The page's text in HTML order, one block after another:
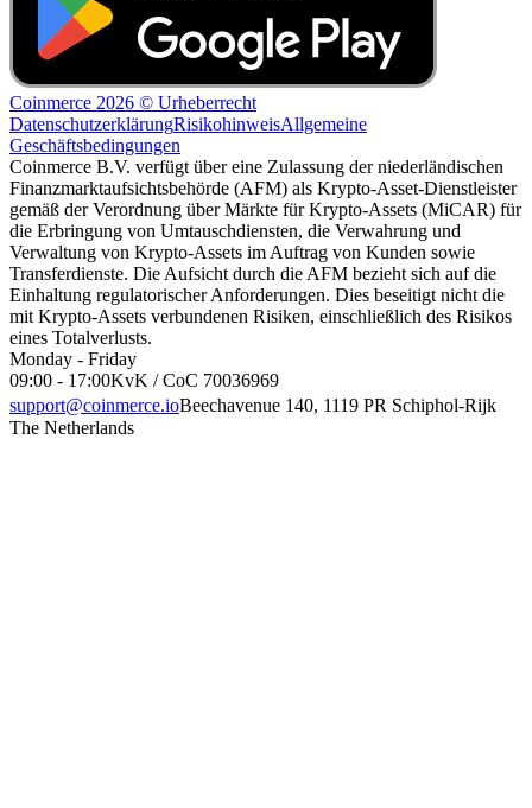
Coinmerce 2026 © Urheberrecht
DatenschutzerklärungRisikohinweisAllgemeine
Geschäftsbedingungen
Coinmerce B.V. verfügt über eine Zulassung der niederländischen
Finanzmarktaufsichtsbehörde (AFM) als Krypto-Asset-Dienstleister
gemäß der Verordnung über Märkte für Krypto-Assets (MiCAR) für
die Erbringung von Umtauschdiensten, die Verwahrung und
Verwaltung von Krypto-Assets im Auftrag von Kunden sowie
Transferdienste. Die Aufsicht durch die AFM bezieht sich auf die
Einhaltung regulatorischer Anforderungen. Dies beseitigt nicht die
mit Krypto-Assets verbundenen Risiken, einschließlich des Risikos
eines Totalverlusts.
Monday - Friday
09:00 - 17:00KvK / CoC 70036969
support@coinmerce.ioBeechavenue 140, 1119 PR Schiphol-Rijk
The Netherlands